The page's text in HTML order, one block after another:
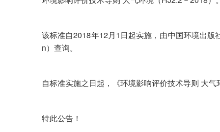
该标准自2018年12月1日起实施，由中国环境出
n）查询。
自标准实施之日起，《环境影响评价技术导则 大
特此公告！